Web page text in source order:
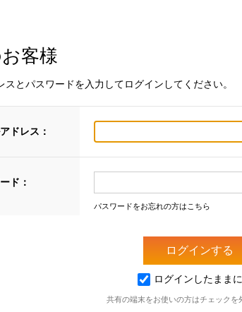
客様
スとパスワードを入力してログインしてください。
ドレス：
ド：
パスワードをお忘れの方はこちら
ログインしたまま
共有の端末をお使いの方はチェックを